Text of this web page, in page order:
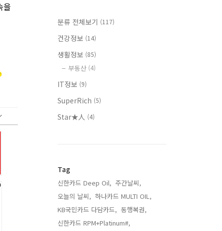
을
분류 전체보기 (117)
건강정보 (14)
생활정보 (85)
부동산 (4)
IT정보 (9)
SuperRich (5)
Star★人 (4)
Tag
신한카드 Deep Oil, 주간날씨,
오늘의 날씨, 하나카드 MULTI OIL,
KB국민카드 다담카드, 동행복권,
신한카드 RPM+Platinum#,